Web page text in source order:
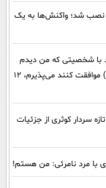
نصب شد؛ واکنش‌ها به یک
با شخصیتی که من دیدم
تطابق ندارد/ گفتند سه چهارم ( با تفاهم‌نامه) موافقت کنند می‌پذیرم، 12
سردار کوثری از جزئیات
با مرد نامرئی: من هستم!